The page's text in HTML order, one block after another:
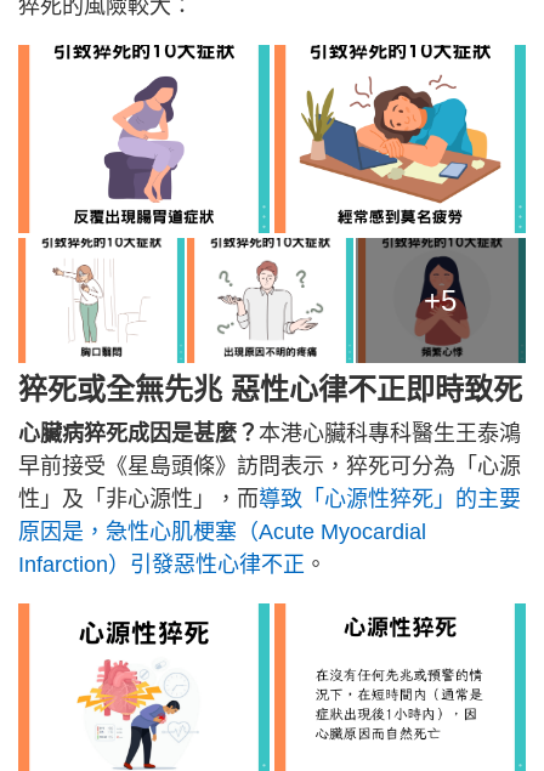
猝死的風險較大：
+5
猝死或全無先兆 惡性心律不正即時致死
心臟病猝死成因是甚麼？ 本港心臟科專科醫生王泰鴻
早前接受《星島頭條》訪問表示，猝死可分為「心源
性」及「非心源性」，而導致「心源性猝死」的主要
原因是，急性心肌梗塞（Acute Myocardial
Infarction）引發惡性心律不正 。